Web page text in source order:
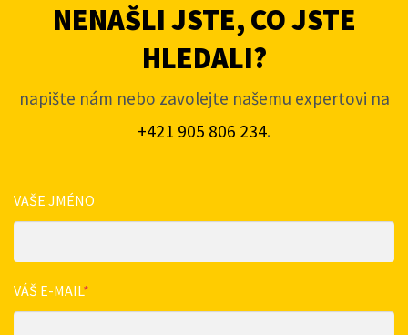
NENAŠLI JSTE, CO JSTE
HLEDALI?
napište nám nebo zavolejte našemu expertovi na
+421 905 806 234.
VAŠE JMÉNO
VÁŠ E-MAIL*